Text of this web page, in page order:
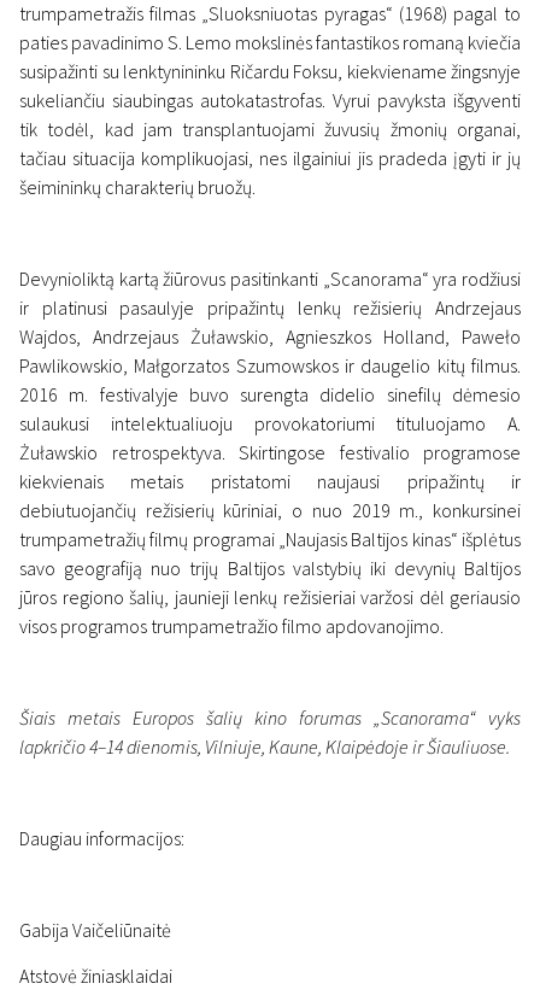
trumpametražis filmas „Sluoksniuotas pyragas“ (1968) pagal to
paties pavadinimo S. Lemo mokslinės fantastikos romaną kviečia
susipažinti su lenktynininku Ričardu Foksu, kiekviename žingsnyje
sukeliančiu siaubingas autokatastrofas. Vyrui pavyksta išgyventi
tik todėl, kad jam transplantuojami žuvusių žmonių organai,
tačiau situacija komplikuojasi, nes ilgainiui jis pradeda įgyti ir jų
šeimininkų charakterių bruožų.
Devynioliktą kartą žiūrovus pasitinkanti „Scanorama“ yra rodžiusi
ir platinusi pasaulyje pripažintų lenkų režisierių Andrzejaus
Wajdos, Andrzejaus Żuławskio, Agnieszkos Holland, Paweło
Pawlikowskio, Małgorzatos Szumowskos ir daugelio kitų filmus.
2016 m. festivalyje buvo surengta didelio sinefilų dėmesio
sulaukusi intelektualiuoju provokatoriumi tituluojamo A.
Żuławskio retrospektyva. Skirtingose festivalio programose
kiekvienais metais pristatomi naujausi pripažintų ir
debiutuojančių režisierių kūriniai, o nuo 2019 m., konkursinei
trumpametražių filmų programai „Naujasis Baltijos kinas“ išplėtus
savo geografiją nuo trijų Baltijos valstybių iki devynių Baltijos
jūros regiono šalių, jaunieji lenkų režisieriai varžosi dėl geriausio
visos programos trumpametražio filmo apdovanojimo.
Šiais metais Europos šalių kino forumas „Scanorama“ vyks
lapkričio 4–14 dienomis, Vilniuje, Kaune, Klaipėdoje ir Šiauliuose.
Daugiau informacijos:
Gabija Vaičeliūnaitė
Atstovė žiniasklaidai